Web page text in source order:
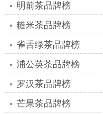
明前茶品牌榜
糙米茶品牌榜
雀舌绿茶品牌榜
浦公英茶品牌榜
罗汉茶品牌榜
芒果茶品牌榜